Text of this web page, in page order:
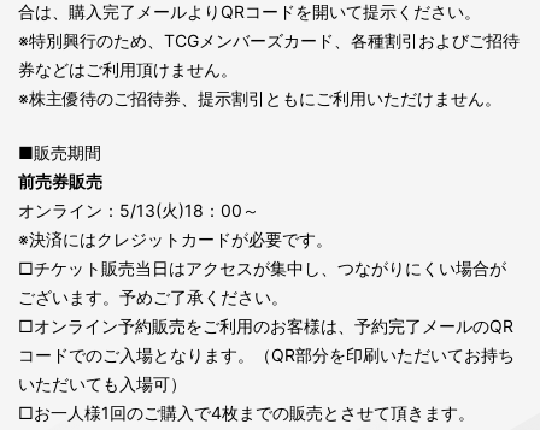
合は、購入完了メールよりQRコードを開いて提示ください。
※特別興行のため、TCGメンバーズカード、各種割引およびご招待
券などはご利用頂けません。
※株主優待のご招待券、提示割引ともにご利用いただけません。
■販売期間
前売券販売
オンライン：5/13(火)18：00～
※決済にはクレジットカードが必要です。
□チケット販売当日はアクセスが集中し、つながりにくい場合が
ございます。予めご了承ください。
□オンライン予約販売をご利用のお客様は、予約完了メールのQR
コードでのご入場となります。（QR部分を印刷いただいてお持ち
いただいても入場可）
□お一人様1回のご購入で4枚までの販売とさせて頂きます。